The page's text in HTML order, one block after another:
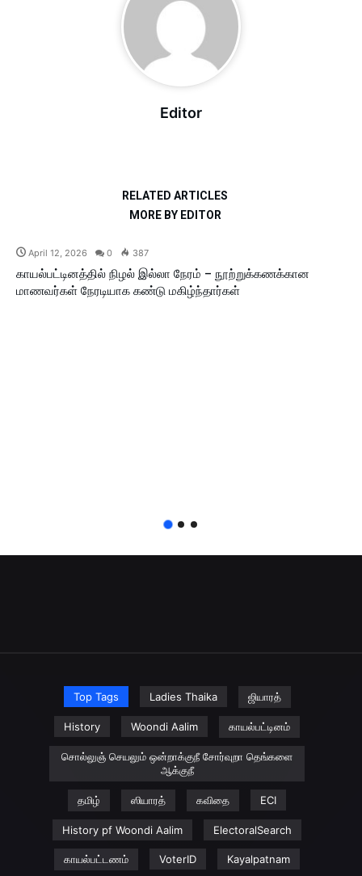
Editor
RELATED ARTICLES
MORE BY EDITOR
April 12, 2026 0 387
காயல்பட்டினத்தில் நிழல் இல்லா நேரம் – நூற்றுக்கணக்கான
மாணவர்கள் நேரடியாக கண்டு மகிழ்ந்தார்கள்
Top Tags Ladies Thaika ஜியாரத்
History Woondi Aalim காயல்பட்டினம்
சொல்லுஞ் செயலும் ஒன்றாக்குநீ சோர்வுறா தெங்களை
ஆக்குநீ
தமிழ் ஸியாரத் கவிதை ECI
History pf Woondi Aalim ElectoralSearch
காயல்பட்டணம் VoterID Kayalpatnam